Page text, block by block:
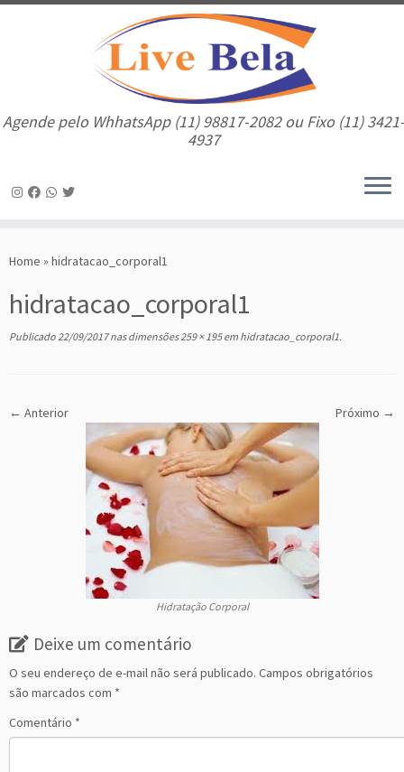
to
Agende pelo WhhatsApp (11) 98817-2082 ou Fixo (11) 3421-
4937
Home » hidratacao_corporal1
hidratacao_corporal1
Publicado22/09/2017nas dimensões259 × 195em hidratacao_corporal1.
← Anterior Próximo →
Hidratação Corporal
Deixe um comentário
O seu endereço de e-mail não será publicado. Campos obrigatórios
são marcados com *
Comentário *